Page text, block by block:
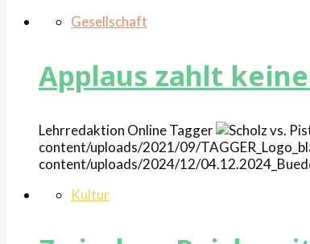
Gesellschaft
Applaus zahlt
Lehrredaktion OnlineTagger
content/uploads/2021/09/
content/uploads/2024/12/
Kultur